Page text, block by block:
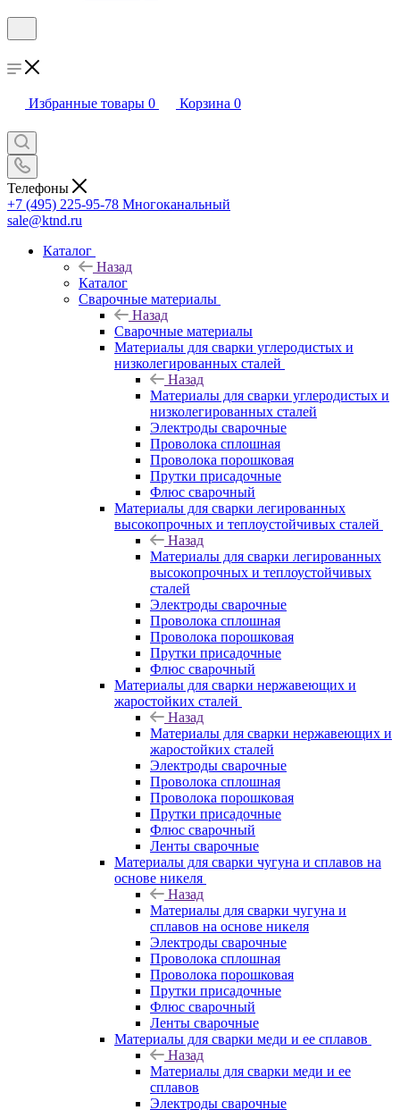
Избранные товары 0 Корзина 0
Телефоны
+7 (495) 225-95-78 Многоканальный
sale@ktnd.ru
Каталог
Назад
Каталог
Сварочные материалы
Назад
Сварочные материалы
Материалы для сварки углеродистых и
низколегированных сталей
Назад
Материалы для сварки углеродистых и
низколегированных сталей
Электроды сварочные
Проволока сплошная
Проволока порошковая
Прутки присадочные
Флюс сварочный
Материалы для сварки легированных
высокопрочных и теплоустойчивых сталей
Назад
Материалы для сварки легированных
высокопрочных и теплоустойчивых
сталей
Электроды сварочные
Проволока сплошная
Проволока порошковая
Прутки присадочные
Флюс сварочный
Материалы для сварки нержавеющих и
жаростойких сталей
Назад
Материалы для сварки нержавеющих и
жаростойких сталей
Электроды сварочные
Проволока сплошная
Проволока порошковая
Прутки присадочные
Флюс сварочный
Ленты сварочные
Материалы для сварки чугуна и сплавов на
основе никеля
Назад
Материалы для сварки чугуна и
сплавов на основе никеля
Электроды сварочные
Проволока сплошная
Проволока порошковая
Прутки присадочные
Флюс сварочный
Ленты сварочные
Материалы для сварки меди и ее сплавов
Назад
Материалы для сварки меди и ее
сплавов
Электроды сварочные